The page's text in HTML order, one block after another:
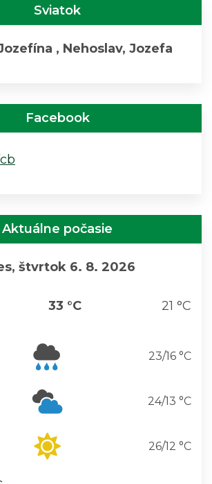
Sviatok
, Nehoslav, Jozefa
Facebook
Aktuálne počasie
štvrtok 6. 8. 2026
33 °C 21 °C
23/16 °C
24/13 °C
26/12 °C